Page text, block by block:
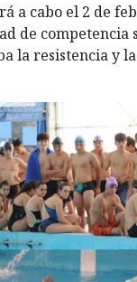
cabo el 2 de
de
la resistencia y